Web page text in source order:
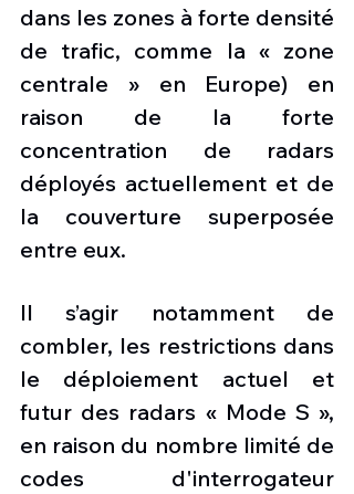
dans les zones à forte densité
de trafic, comme la « zone
centrale » en Europe) en
raison de la forte
concentration de radars
déployés actuellement et de
la couverture superposée
entre eux.
Il s’agir notamment de
combler, les restrictions dans
le déploiement actuel et
futur des radars « Mode S »,
en raison du nombre limité de
codes d'interrogateur